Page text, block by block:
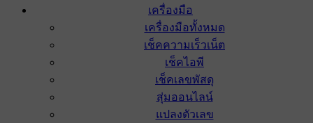
เครื่องมือ
เครื่องมือทั้งหมด
เช็คความเร็วเน็ต
เช็คไอพี
เช็คเลขพัสดุ
สุ่มออนไลน์
แปลงตัวเลข